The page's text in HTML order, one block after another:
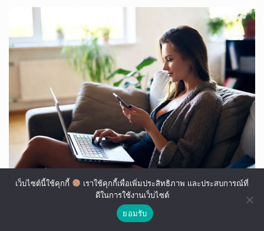
เว็บไซต์นี้ใช้คุกกี้
เราใช้คุกกี้เพื่อเพิ่มประสิทธิภาพ และประสบการณ์ที่
ดีในการใช้งานเว็บไซต์
ยอมรับ